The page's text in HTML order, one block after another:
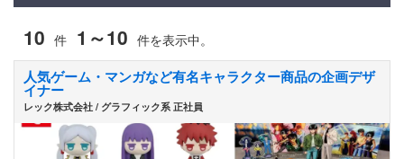
10 件 1～10 件を表示中。
人気ゲーム・マンガなど有名キャラクター商品の企画デザ
イナー
レック株式会社 / グラフィック系 正社員